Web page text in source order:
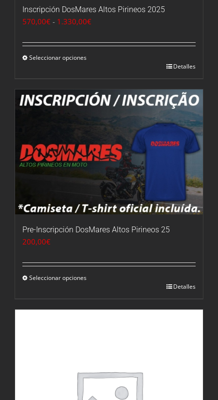
Inscripción DosMares Altos Pirineos 2025
570,00€ - 1.330,00€
precios:
1.330,00€
Seleccionar opciones
Detalles
Pre-Inscripción DosMares Altos Pirineos 25
200,00€
Seleccionar opciones
Detalles